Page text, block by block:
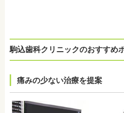
駒込歯科クリニックのおすすめ
痛みの少ない治療を提案